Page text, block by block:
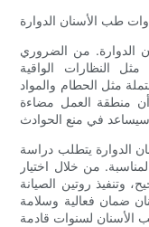
طب الأسنان الدوارة
الدوارة. من الضروري
النظارات الواقية
مثل الحطام والمواد
أن منطقة العمل مضاءة
الدوارة يتطلب دراسة
من خلال اختيار
وتنفيذ روتين الصيانة
ضمان فعالية وسلامة